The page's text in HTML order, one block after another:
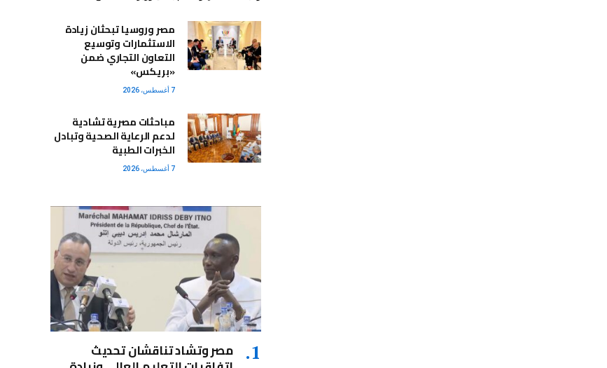
مصر وروسيا تبحثان زيادة
الاستثمارات وتوسيع
التعاون التجاري ضمن
«بريكس»
7 أغسطس، 2026
مباحثات مصرية تشادية
لدعم الرعاية الصحية وتبادل
الخبرات الطبية
7 أغسطس، 2026
مصر وتشاد تناقشان تحديث